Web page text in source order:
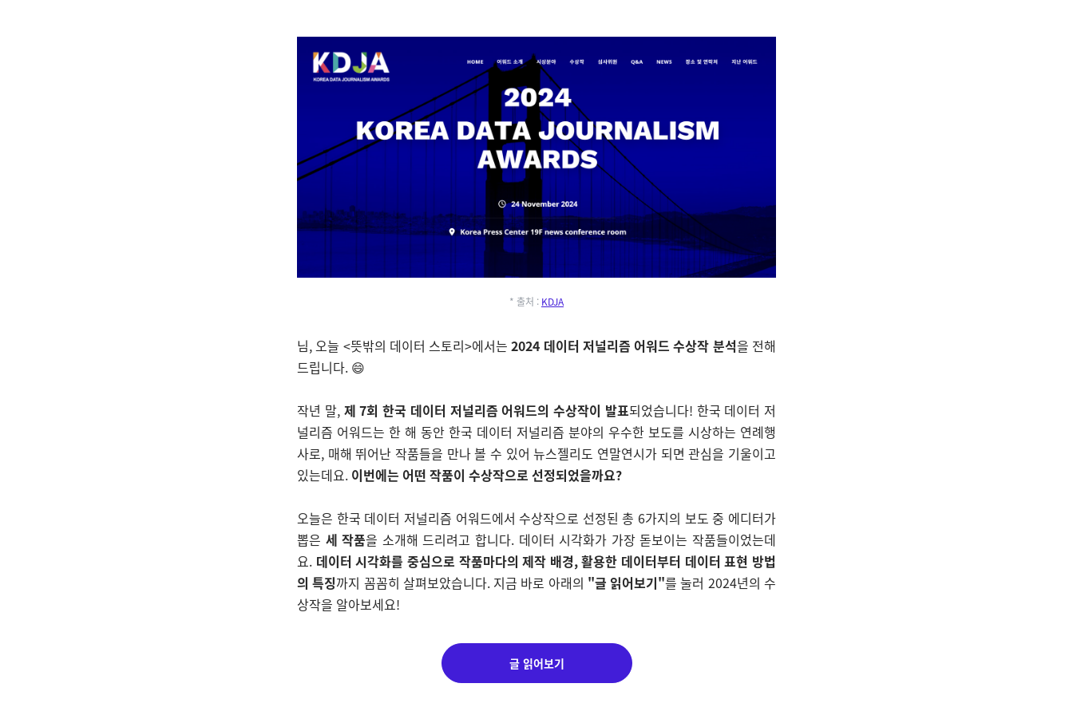
* 출처 : KDJA
님, 오늘 <뜻밖의 데이터 스토리>에서는2024 데이터 저널리즘 어워드 수상작 분석을 전해
드립니다. 😄
작년 말, 제 7회 한국 데이터 저널리즘 어워드의 수상작이 발표되었습니다! 한국 데이터 저
널리즘 어워드는 한 해 동안 한국 데이터 저널리즘 분야의 우수한 보도를 시상하는 연례행
사로, 매해 뛰어난 작품들을 만나 볼 수 있어 뉴스젤리도 연말연시가 되면 관심을 기울이고
있는데요. 이번에는 어떤 작품이 수상작으로 선정되었을까요?
오늘은 한국 데이터 저널리즘 어워드에서 수상작으로 선정된 총 6가지의 보도 중 에디터가
뽑은 세 작품을 소개해 드리려고 합니다. 데이터 시각화가 가장 돋보이는 작품들이었는데
요. 데이터 시각화를 중심으로 작품마다의 제작 배경, 활용한 데이터부터 데이터 표현 방법
의 특징까지 꼼꼼히 살펴보았습니다. 지금 바로 아래의 "글 읽어보기"를 눌러 2024년의 수
상작을 알아보세요!
글 읽어보기